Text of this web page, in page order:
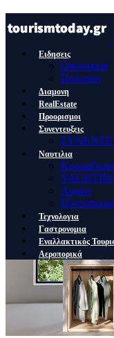
Ειδησεις
Οικονομια
Πολιτικη
Διαμονη
RealEstate
Προορισμοι
Συνεντευξεις
Ναυτιλια
Κρουαζιερα
Λιμανι
Τεχνολογια
Γαστρονομια
Εναλλακτικός
Αεροπορικά